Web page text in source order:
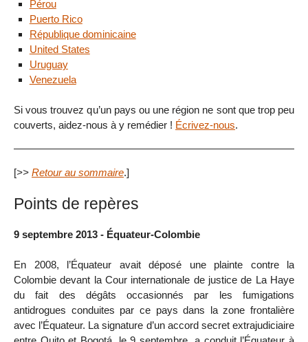
Pérou
Puerto Rico
République dominicaine
United States
Uruguay
Venezuela
Si vous trouvez qu’un pays ou une région ne sont que trop peu
couverts, aidez-nous à y remédier ! Écrivez-nous.
[>> Retour au sommaire.]
Points de repères
9 septembre 2013 - Équateur-Colombie
En 2008, l’Équateur avait déposé une plainte contre la
Colombie devant la Cour internationale de justice de La Haye
du fait des dégâts occasionnés par les fumigations
antidrogues conduites par ce pays dans la zone frontalière
avec l’Équateur. La signature d’un accord secret extrajudiciaire